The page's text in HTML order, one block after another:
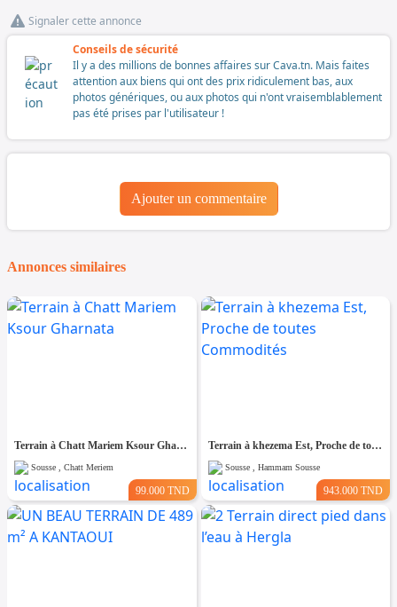
Signaler cette annonce
Conseils de sécurité
Il y a des millions de bonnes affaires sur Cava.tn. Mais faites
attention aux biens qui ont des prix ridiculement bas, aux
photos génériques, ou aux photos qui n'ont vraisemblablement
pas été prises par l'utilisateur !
Ajouter un commentaire
Annonces similaires
Terrain à Chatt Mariem Ksour Gharnata
Sousse , Chatt Meriem
99.000 TND
Terrain à khezema Est, Proche de toutes Commodités
Sousse , Hammam Sousse
943.000 TND